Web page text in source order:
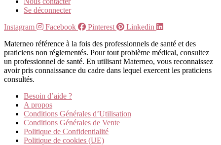
Se déconnecter
Instagram
Facebook Pinterest
Linkedin
Materneo référence à la fois des professionnels de santé et des
praticiens non réglementés. Pour tout problème médical, consultez
un professionnel de santé. En utilisant Materneo, vous reconnaissez
avoir pris connaissance du cadre dans lequel exercent les praticiens
consultés.
Besoin d’aide ?
A propos
Conditions Générales d’Utilisation
Conditions Générales de Vente
Politique de Confidentialité
Politique de cookies (UE)